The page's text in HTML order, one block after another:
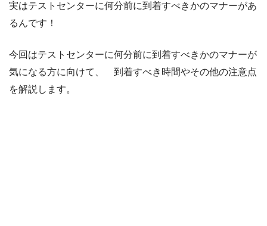
実はテストセンターに何分前に到着すべきかのマナーがあ
るんです！
今回はテストセンターに何分前に到着すべきかのマナーが
気になる方に向けて、 到着すべき時間やその他の注意点
を解説します。